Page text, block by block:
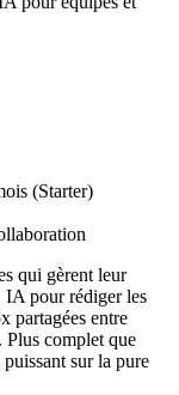
(Starter)
qui gèrent leur
IA pour rédiger les
partagées entre
Plus complet que
sur la pure